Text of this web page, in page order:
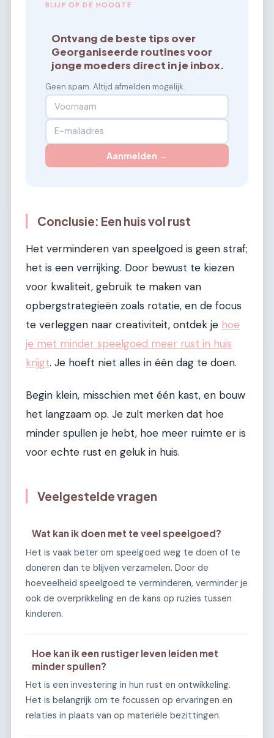
BLIJF OP DE HOOGTE
Ontvang de beste tips over
Georganiseerde routines voor
jonge moeders direct in je inbox.
Geen spam. Altijd afmelden mogelijk.
Aanmelden →
Conclusie: Een huis vol rust
Het verminderen van speelgoed is geen straf;
het is een verrijking. Door bewust te kiezen
voor kwaliteit, gebruik te maken van
opbergstrategieën zoals rotatie, en de focus
te verleggen naar creativiteit, ontdek je hoe
je met minder speelgoed meer rust in huis
krijgt. Je hoeft niet alles in één dag te doen.
Begin klein, misschien met één kast, en bouw
het langzaam op. Je zult merken dat hoe
minder spullen je hebt, hoe meer ruimte er is
voor echte rust en geluk in huis.
Veelgestelde vragen
Wat kan ik doen met te veel speelgoed?
Het is vaak beter om speelgoed weg te doen of te
doneren dan te blijven verzamelen. Door de
hoeveelheid speelgoed te verminderen, verminder je
ook de overprikkeling en de kans op ruzies tussen
kinderen.
Hoe kan ik een rustiger leven leiden met
minder spullen?
Het is een investering in hun rust en ontwikkeling.
Het is belangrijk om te focussen op ervaringen en
relaties in plaats van op materiële bezittingen.